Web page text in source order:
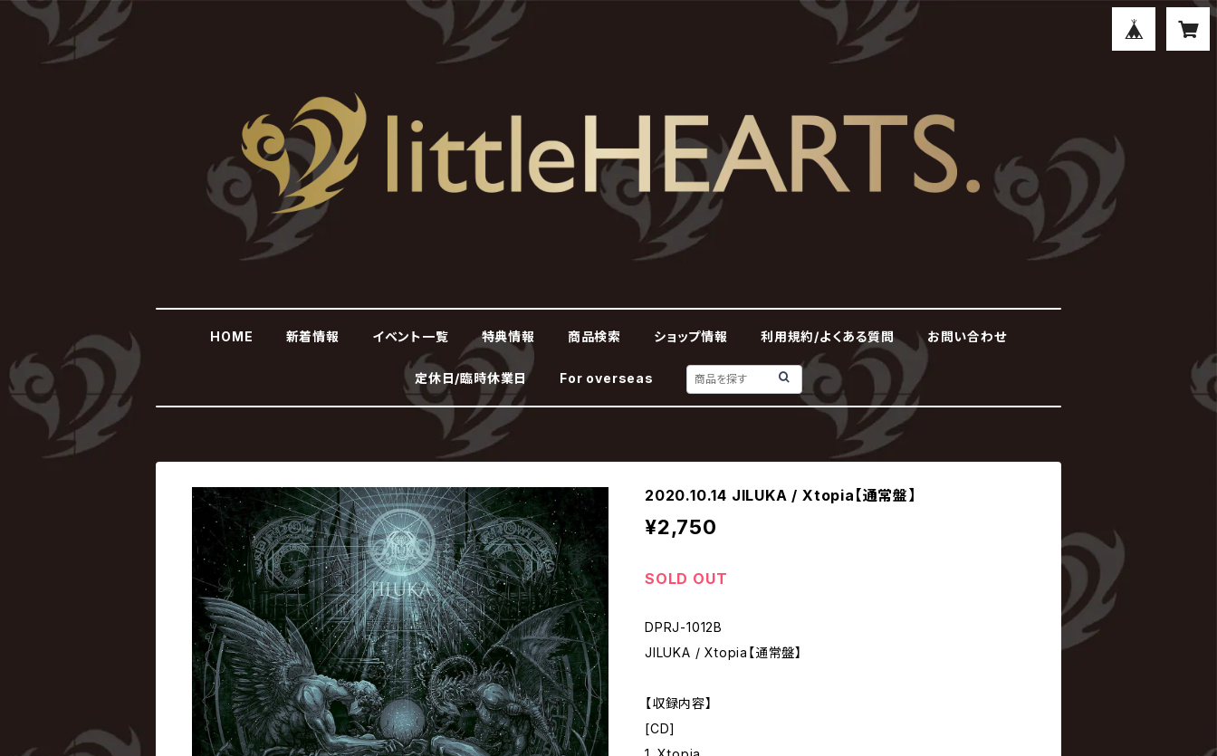
HOME 新着情報 イベント一覧 特典情報 商品検索 ショップ情報 利用規約/よくある質問 お問い合わせ
定休日/臨時休業日 For overseas
2020.10.14 JILUKA / Xtopia【通常盤】
¥2,750
SOLD OUT
DPRJ-1012B
JILUKA / Xtopia【通常盤】
【収録内容】
[CD]